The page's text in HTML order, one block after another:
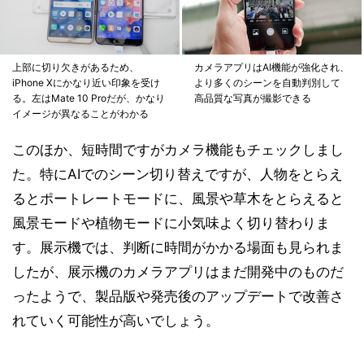
上部に切り欠きがあるため、
iPhone Xにかなり近い印象を受け
る。左はMate 10 Proだが、かなり
イメージが異なることがわかる
カメラアプリはAI機能が強化され、
より多くのシーンを自動判別して
高品質な写真が撮影できる
このほか、短時間ですがカメラ機能もチェックしまし
た。特にAIでのシーン切り替えですが、人物をとらえ
るとポートレートモードに、風景や草木をとらえると
風景モードや植物モードに小気味よく切り替わりま
す。展示機では、判断に時間がかかる場面も見られま
したが、展示機のカメラアプリはまだ開発中のものだ
ったようで、製品版や発売後のアップデートで改善さ
れていく可能性が高いでしょう。